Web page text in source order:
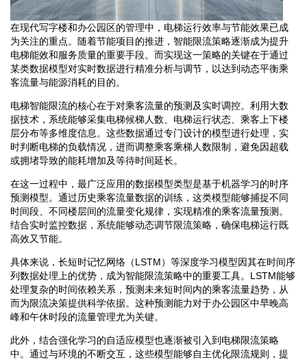
在现代写字楼和办公园区的管理中，电梯运行效率与节能效果已成
为关注的重点。随着节能项目的推进，智能限流策略逐渐成为提升
电梯能效和服务质量的重要手段。而实现这一策略的关键在于通过
某类数据模型对实时数据进行精准分析与调节，以达到动态平衡乘
客流量与能源消耗的目的。
电梯智能限流的核心在于对乘客流量的预测及实时调控。利用大数
据技术，系统能够采集电梯候梯人数、电梯运行状态、乘客上下楼
层分布等多维度信息。这些数据通过专门设计的模型进行处理，实
时判断电梯的负载情况，进而调整乘客乘梯人数限制，避免因超载
或拥堵导致的能耗增加及等待时间延长。
在这一过程中，最广泛应用的数据模型类型是基于机器学习的时序
预测模型。通过历史乘客流量数据的训练，这类模型能够捕捉不同
时间段、不同楼层间的流量变化规律，实现精准的乘客流量预测。
结合实时监控数据，系统能够动态调节限流策略，确保电梯运行既
高效又节能。
具体来说，长短时记忆网络（LSTM）等深度学习模型因其在时间序
列数据处理上的优势，成为智能限流策略中的重要工具。LSTM能够
处理复杂的时间依赖关系，预测未来短时间内的乘客流量趋势，从
而为限流决策提供科学依据。这种预测能力对于办公园区中早晚高
峰和午休时段的流量管理尤为关键。
此外，结合强化学习的自适应模型也逐渐被引入到电梯限流策略
中。通过与环境的不断交互，这些模型能够自主优化限流规则，提